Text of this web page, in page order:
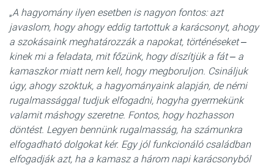
„A hagyomány ilyen esetben is nagyon fontos: azt
javaslom, hogy ahogy eddig tartottuk a karácsonyt, ahogy
a szokásaink meghatározzák a napokat, történéseket ‒
kinek mi a feladata, mit főzünk, hogy díszítjük a fát ‒ a
kamaszkor miatt nem kell, hogy megboruljon. Csináljuk
úgy, ahogy szoktuk, a hagyományaink alapján, de némi
rugalmassággal tudjuk elfogadni, hogyha gyermekünk
valamit máshogy szeretne. Fontos, hogy hozhasson
döntést. Legyen bennünk rugalmasság, ha számunkra
elfogadható dolgokat kér. Egy jól funkcionáló családban
elfogadják azt, ha a kamasz a három napi karácsonyból